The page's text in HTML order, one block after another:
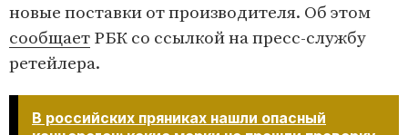
новые поставки от производителя. Об этом
сообщает РБК со ссылкой на пресс-службу
ретейлера.
В российских пряниках нашли опасный